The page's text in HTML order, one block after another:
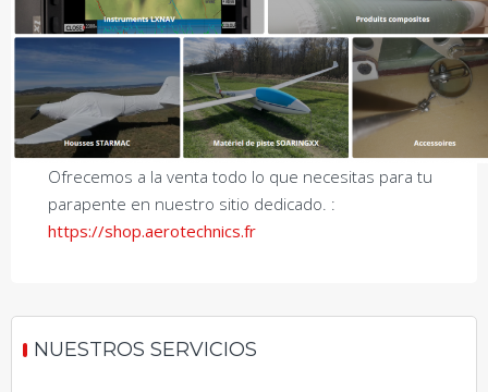
Ofrecemos a la venta todo lo que necesitas para tu
parapente en nuestro sitio dedicado. :
https://shop.aerotechnics.fr
NUESTROS SERVICIOS